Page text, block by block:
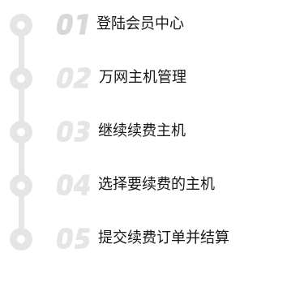
登陆会员中心
万网主机管理
继续续费主机
选择要续费的主机
提交续费订单并结算